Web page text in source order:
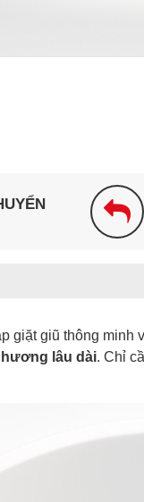
giặt giũ thông minh
lâu dài. Chỉ